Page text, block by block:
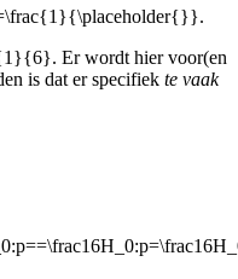
.
. Er wordt hier voor(en
is dat er specifiek te vaak